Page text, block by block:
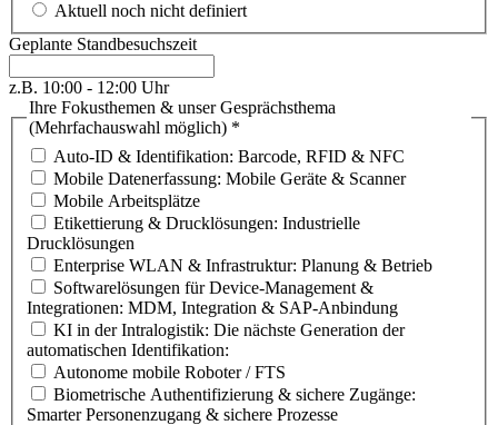
Aktuell noch nicht definiert
Geplante Standbesuchszeit
z.B. 10:00 - 12:00 Uhr
Ihre Fokusthemen & unser Gesprächsthema
(Mehrfachauswahl möglich) *
Auto-ID & Identifikation: Barcode, RFID & NFC
Mobile Datenerfassung: Mobile Geräte & Scanner
Mobile Arbeitsplätze
Etikettierung & Drucklösungen: Industrielle
Drucklösungen
Enterprise WLAN & Infrastruktur: Planung & Betrieb
Softwarelösungen für Device-Management &
Integrationen: MDM, Integration & SAP-Anbindung
KI in der Intralogistik: Die nächste Generation der
automatischen Identifikation:
Autonome mobile Roboter / FTS
Biometrische Authentifizierung & sichere Zugänge:
Smarter Personenzugang & sichere Prozesse